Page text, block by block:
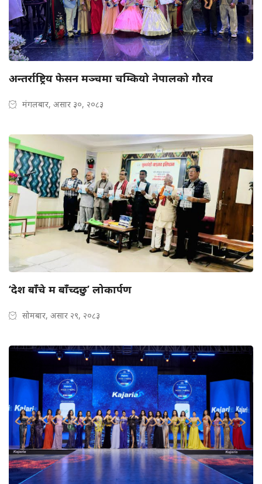
अन्तर्राष्ट्रिय फेसन मञ्चमा चम्कियो नेपालको गौरव
मंगलबार, असार ३०, २०८३
‘देश बाँचे म बाँच्दछु’ लोकार्पण
सोमबार, असार २९, २०८३